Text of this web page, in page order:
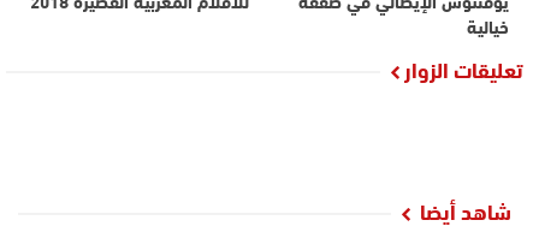
خيالية
تعليقات الزوار
شاهد أيضا